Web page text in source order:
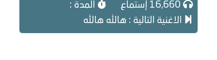
المدة :
الاغنية التالية : هالله هالله